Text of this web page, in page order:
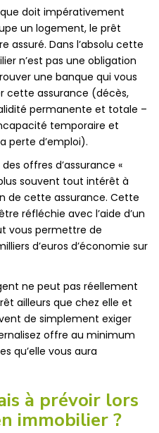
doit impérativement
un logement, le prêt
assuré. Dans l’absolu cette
n’est pas une obligation
une banque qui vous
cette assurance (décès,
permanente et totale –
temporaire et
perte d’emploi).
offres d’assurance «
souvent tout intérêt à
de cette assurance. Cette
réfléchie avec l’aide d’un
vous permettre de
d’euros d’économie sur
ne peut pas réellement
ailleurs que chez elle et
de simplement exiger
offre au minimum
qu’elle vous aura
à prévoir lors
immobilier ?